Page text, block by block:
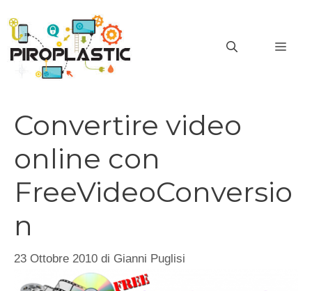
contenuto
Convertire video
online con
FreeVideoConversio
n
23 Ottobre 2010 di Gianni Puglisi